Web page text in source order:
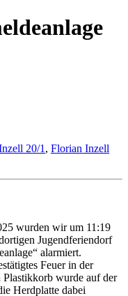
20/1 , Florian Inzell
wurden wir um 11:19
Jugendferiendorf
alarmiert.
Feuer in der
wurde auf der
Herdplatte dabei